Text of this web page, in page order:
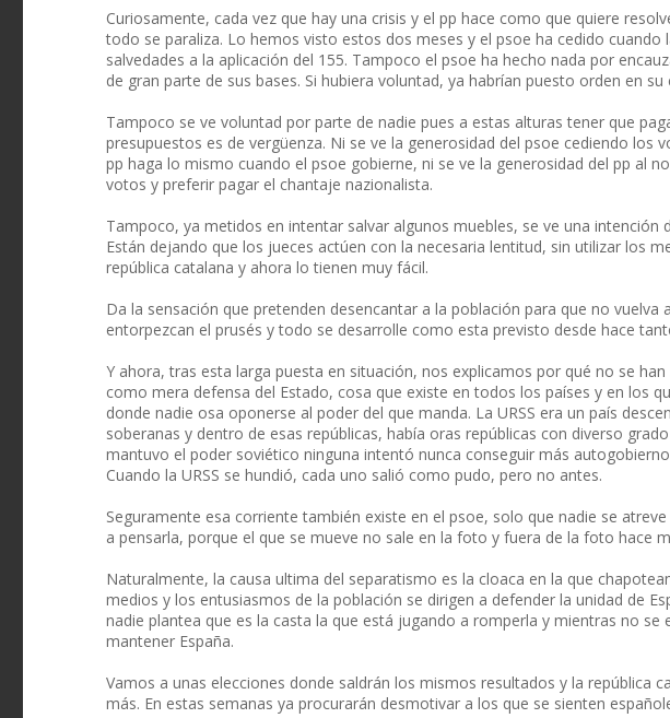
Curiosamente, cada vez que hay una crisis y el pp hace como que quiere
todo se paraliza. Lo hemos visto estos dos meses y el psoe ha cedido cuando
salvedades a la aplicación del 155. Tampoco el psoe ha hecho nada por
de gran parte de sus bases. Si hubiera voluntad, ya habrían puesto orden en su
Tampoco se ve voluntad por parte de nadie pues a estas alturas tener que
presupuestos es de vergüenza. Ni se ve la generosidad del psoe cediendo los
pp haga lo mismo cuando el psoe gobierne, ni se ve la generosidad del pp al
votos y preferir pagar el chantaje nazionalista.
Tampoco, ya metidos en intentar salvar algunos muebles, se ve una intención
Están dejando que los jueces actúen con la necesaria lentitud, sin utilizar los
república catalana y ahora lo tienen muy fácil.
Da la sensación que pretenden desencantar a la población para que no vuelva
entorpezcan el prusés y todo se desarrolle como esta previsto desde hace
Y ahora, tras esta larga puesta en situación, nos explicamos por qué no se
como mera defensa del Estado, cosa que existe en todos los países y en los
donde nadie osa oponerse al poder del que manda. La URSS era un país
soberanas y dentro de esas repúblicas, había oras repúblicas con diverso
mantuvo el poder soviético ninguna intentó nunca conseguir más
Cuando la URSS se hundió, cada uno salió como pudo, pero no antes.
Seguramente esa corriente también existe en el psoe, solo que nadie se
a pensarla, porque el que se mueve no sale en la foto y fuera de la foto hace
Naturalmente, la causa ultima del separatismo es la cloaca en la que
medios y los entusiasmos de la población se dirigen a defender la unidad de
nadie plantea que es la casta la que está jugando a romperla y mientras no se
mantener España.
Vamos a unas elecciones donde saldrán los mismos resultados y la república
más. En estas semanas ya procurarán desmotivar a los que se sienten